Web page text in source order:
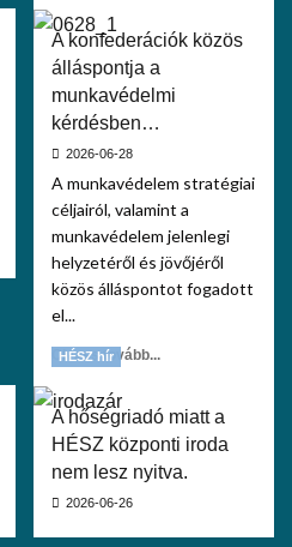
A konfederációk közös
álláspontja a
munkavédelmi
kérdésben…
2026-06-28
A munkavédelem stratégiai
céljairól, valamint a
munkavédelem jelenlegi
helyzetéről és jövőjéről
közös álláspontot fogadott
el...
Olvass tovább...
HÉSZ hír
A hőségriadó miatt a
HÉSZ központi iroda
nem lesz nyitva.
2026-06-26